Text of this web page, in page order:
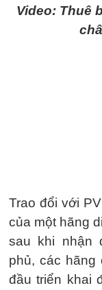
Video: Thuê
Trao đổi với
của một hãng
sau khi nhận
phủ, các hãng
đầu triển khai